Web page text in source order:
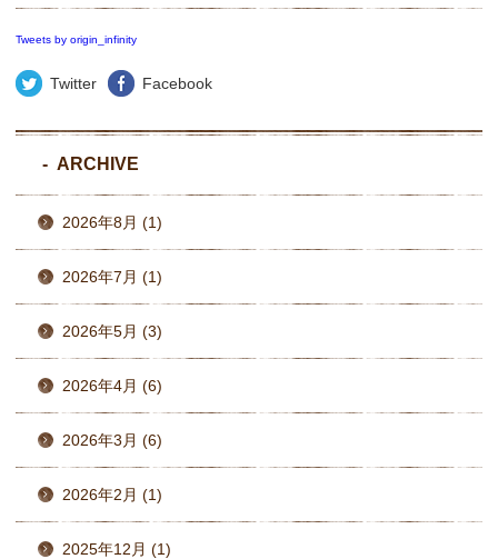
Tweets by origin_infinity
Twitter Facebook
ARCHIVE
2026年8月 (1)
2026年7月 (1)
2026年5月 (3)
2026年4月 (6)
2026年3月 (6)
2026年2月 (1)
2025年12月 (1)